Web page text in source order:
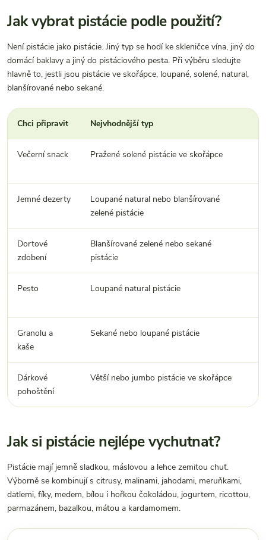
Jak vybrat pistácie podle použití?
Není pistácie jako pistácie. Jiný typ se hodí ke skleničce vína, jiný do
domácí baklavy a jiný do pistáciového pesta. Při výběru sledujte
hlavně to, jestli jsou pistácie ve skořápce, loupané, solené, natural,
blanšírované nebo sekané.
Chci připravit Nejvhodnější typ
Večerní snack Pražené solené pistácie ve skořápce
Jemné dezerty
Loupané natural nebo blanšírované
zelené pistácie
Dortové
zdobení
Blanšírované zelené nebo sekané
pistácie
Pesto Loupané natural pistácie
Granolu a
kaše
Sekané nebo loupané pistácie
Dárkové
pohoštění
Větší nebo jumbo pistácie ve skořápce
Jak si pistácie nejlépe vychutnat?
Pistácie mají jemně sladkou, máslovou a lehce zemitou chuť.
Výborně se kombinují s citrusy, malinami, jahodami, meruňkami,
datlemi, fíky, medem, bílou i hořkou čokoládou, jogurtem, ricottou,
parmazánem, bazalkou, mátou a kardamomem.